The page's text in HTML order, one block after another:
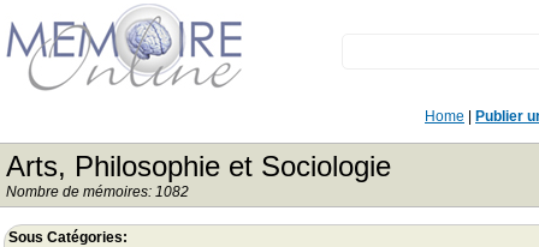
Home Publier
Arts, Philosophie et Sociologie
Nombre de mémoires: 1082
Sous Catégories: